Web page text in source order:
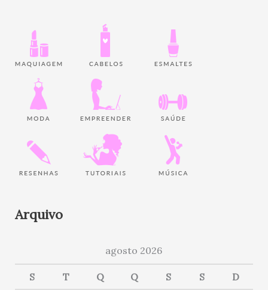
Arquivo
agosto 2026
S T Q Q S S D